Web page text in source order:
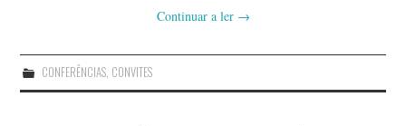
Continuar a ler →
CONFERÊNCIAS, CONVITES